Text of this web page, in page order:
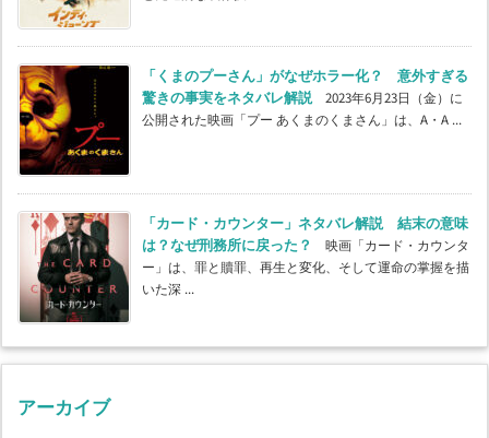
「くまのプーさん」がなぜホラー化？ 意外すぎる
驚きの事実をネタバレ解説2023年6月23日（金）に
公開された映画「プー あくまのくまさん」は、A・A ...
「カード・カウンター」ネタバレ解説 結末の意味
は？なぜ刑務所に戻った？
映画「カード・カウンタ
ー」は、罪と贖罪、再生と変化、そして運命の掌握を描
いた深 ...
アーカイブ